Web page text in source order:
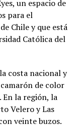
un espacio de
para el
Chile y que está
Católica del
costa nacional y
de color
la región, la
Velero y Las
veinte buzos.